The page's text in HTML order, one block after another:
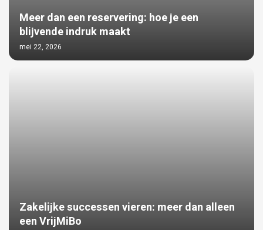
Meer dan een reservering: hoe je een
blijvende indruk maakt
mei 22, 2026
Zakelijke successen vieren: meer dan alleen
een VrijMiBo